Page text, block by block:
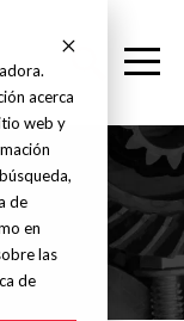
acerca
web y
de
en
las
de